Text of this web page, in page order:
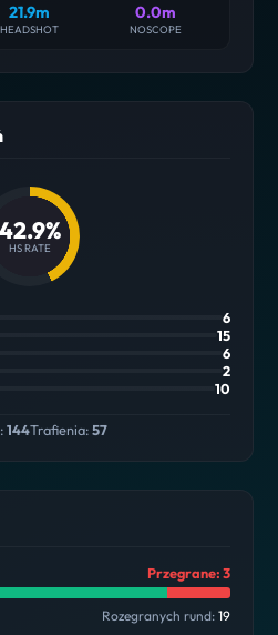
21.9m
HEADSHOT
0.0m
NOSCOPE
42.9%
HS RATE
6
15
6
2
10
144Trafienia:57
Przegrane: 3
Rozegranych rund: 19